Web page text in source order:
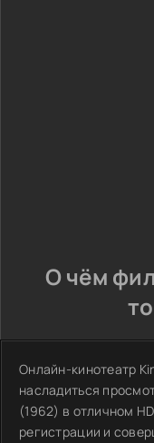
О чём
Онлайн-кинотеатр
насладиться
(1962) в отличном
регистрации и